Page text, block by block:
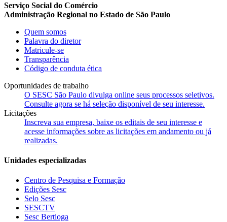
Serviço Social do Comércio
Administração Regional no Estado de São Paulo
Quem somos
Palavra do diretor
Matricule-se
Transparência
Código de conduta ética
Oportunidades de trabalho
O SESC São Paulo divulga online seus processos seletivos.
Consulte agora se há seleção disponível de seu interesse.
Licitações
Inscreva sua empresa, baixe os editais de seu interesse e
acesse informações sobre as licitações em andamento ou já
realizadas.
Unidades especializadas
Centro de Pesquisa e Formação
Edições Sesc
Selo Sesc
SESCTV
Sesc Bertioga